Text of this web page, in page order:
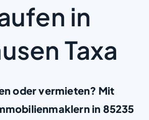
in
Taxa
oder vermieten? Mit
in 85235